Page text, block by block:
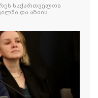
საქართველოს
და აზიის